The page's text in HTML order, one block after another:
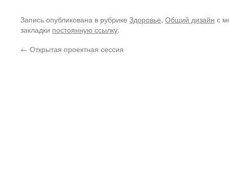
Запись опубликована в рубрике Здоровье, Общий дизайн с
закладки постоянную ссылку.
← Открытая проектная сессия